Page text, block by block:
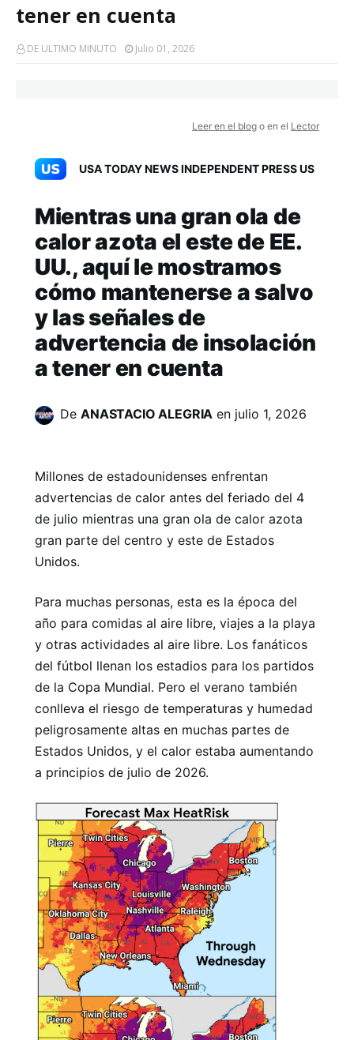
tener en cuenta
DE ULTIMO MINUTO Julio 01, 2026
Leer en el blog o en el Lector
USA TODAY NEWS INDEPENDENT PRESS US
Mientras una gran ola de
calor azota el este de EE.
UU., aquí le mostramos
cómo mantenerse a salvo
y las señales de
advertencia de insolación
a tener en cuenta
De ANASTACIO ALEGRIA en julio 1, 2026
Millones de estadounidenses enfrentan
advertencias de calor antes del feriado del 4
de julio mientras una gran ola de calor azota
gran parte del centro y este de Estados
Unidos.
Para muchas personas, esta es la época del
año para comidas al aire libre, viajes a la playa
y otras actividades al aire libre. Los fanáticos
del fútbol llenan los estadios para los partidos
de la Copa Mundial. Pero el verano también
conlleva el riesgo de temperaturas y humedad
peligrosamente altas en muchas partes de
Estados Unidos, y el calor estaba aumentando
a principios de julio de 2026.